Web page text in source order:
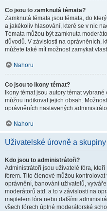
Co jsou to zamknutá témata?
Zamknutá témata jsou témata, do
a jakékoliv hlasování, které se v nic
Témata můžou být zamknuta
důvodů. V závislosti na oprávněních,
můžete také mít možnost zamykat
Nahoru
Co jsou to ikony témat?
Ikony témat jsou autory témat
můžou indikovat jejich obsah.
oprávněních nastavených
Nahoru
Uživatelské úrovně a skupiny
Kdo jsou to administrátoři?
Administrátoři jsou uživatelé fóra,
fórem. Tito členové můžou
oprávnění, banování uživatelů,
moderátorů atd. a to v závislosti na
majitelem fóra nebo dalšími
všech fórech úplné moderátorské